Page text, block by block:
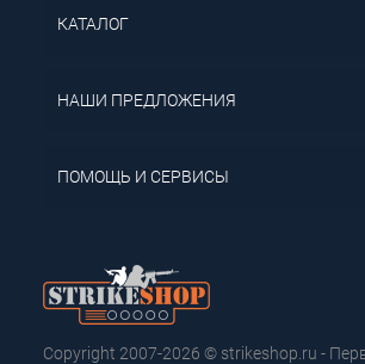
КАТАЛОГ
НАШИ ПРЕДЛОЖЕНИЯ
ПОМОЩЬ И СЕРВИСЫ
Copyright 2007-2026 © strikeshop.ru -